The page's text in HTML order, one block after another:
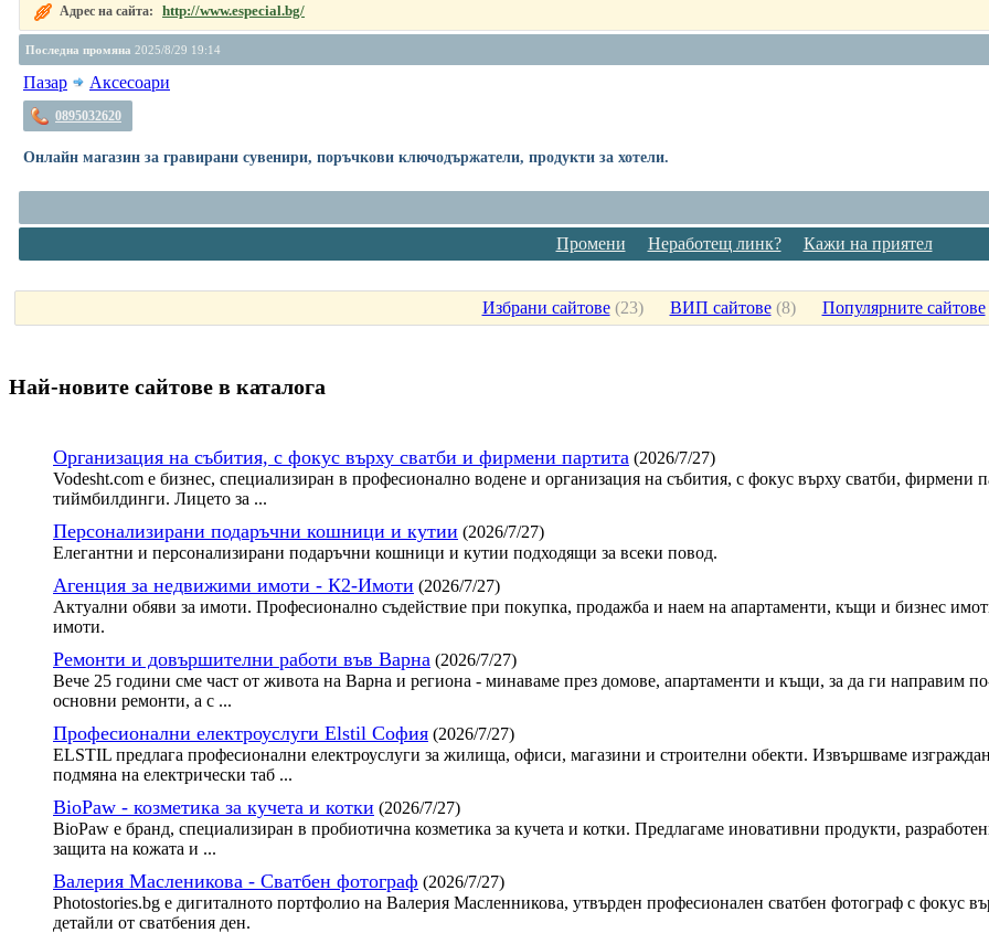
Адрес на сайта: http://www.especial.bg/
Последна промяна 2025/8/29 19:14
Пазар Аксесоари
0895032620
Онлайн магазин за гравирани сувенири, поръчкови ключодържатели, продукти за хотели.
Промени Неработещ линк? Кажи на приятел
Избрани сайтове(23) ВИП сайтове(8) Популярните сайтове
Най-новите сайтoве в каталога
Организация на събития, с фокус върху сватби и фирмени партита (2026/7/27)
Vodesht.com е бизнес, специализиран в професионално водене и организация на събития, с фокус върху сватби,
тиймбилдинги. Лицето за ...
Персонализирани подаръчни кошници и кутии (2026/7/27)
Елегантни и персонализирани подаръчни кошници и кутии подходящи за всеки повод.
Агенция за недвижими имоти - К2-Имоти (2026/7/27)
Актуални обяви за имоти. Професионално съдействие при покупка, продажба и наем на апартаменти, къщи и бизнес
имоти.
Ремонти и довършителни работи във Варна (2026/7/27)
Вече 25 години сме част от живота на Варна и региона - минаваме през домове, апартаменти и къщи, за да ги направим
основни ремонти, а с ...
Професионални електроуслуги Elstil София (2026/7/27)
ELSTIL предлага професионални електроуслуги за жилища, офиси, магазини и строителни обекти. Извършваме
подмяна на електрически таб ...
BioPaw - козметика за кучета и котки (2026/7/27)
BioPaw е бранд, специализиран в пробиотична козметика за кучета и котки. Предлагаме иновативни продукти,
защита на кожата и ...
Валерия Масленикова - Сватбен фотограф (2026/7/27)
Photostories.bg е дигиталното портфолио на Валерия Масленникова, утвърден професионален сватбен фотограф с фокус
детайли от сватбения ден.